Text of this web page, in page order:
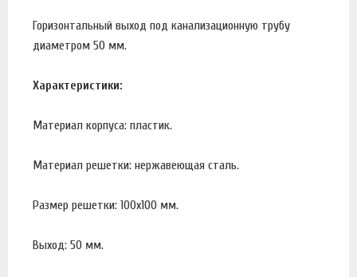
Горизонтальный выход под канализационную трубу
диаметром 50 мм.
Характеристики:
Материал корпуса: пластик.
Материал решетки: нержавеющая сталь.
Размер решетки: 100х100 мм.
Выход: 50 мм.